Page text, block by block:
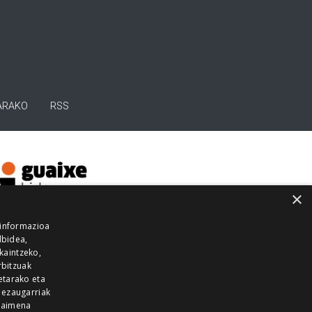
RSS
×
eta